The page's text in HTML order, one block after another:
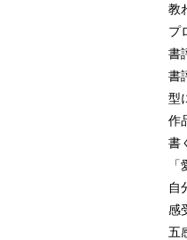
教
プ
書
書
型
作
書
自
感
五